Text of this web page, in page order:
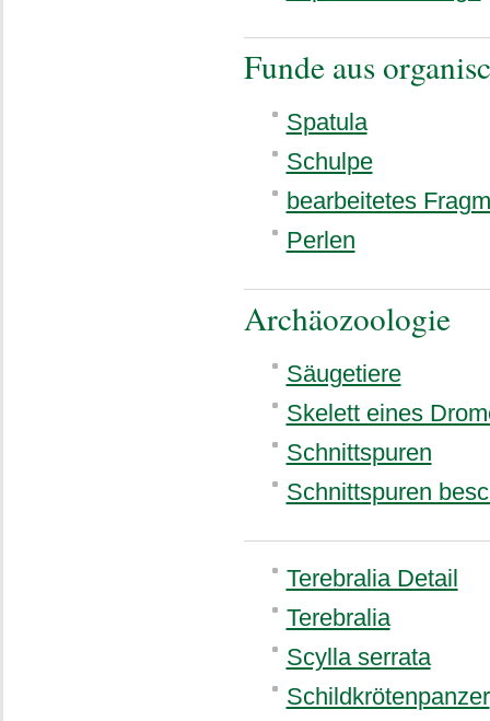
Funde aus
Spatula
Schulpe
bearbeitetes
Perlen
Archäozoologie
Säugetiere
Skelett eines
Schnittspuren
Schnittspuren
Terebralia Detail
Terebralia
Scylla serrata
Schildkrötenpanzer